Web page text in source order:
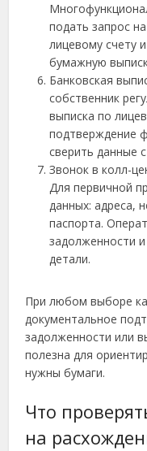
подать запрос
лицевому счету
бумажную
Банковская
собственник
выписка по
подтверждение
сверить данные
Звонок в колл-
Для первичной
данных: адреса,
паспорта.
задолженности
детали.
При любом выборе
документальное
задолженности или
полезна для
нужны бумаги.
Что
на